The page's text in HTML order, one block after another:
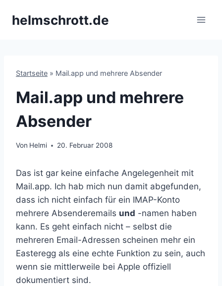
Inhalthelmschrott.de
Startseite » Mail.app und mehrere Absender
Mail.app und mehrere
Absender
Von Helmi 20. Februar 2008
Das ist gar keine einfache Angelegenheit mit
Mail.app. Ich hab mich nun damit abgefunden,
dass ich nicht einfach für ein IMAP-Konto
mehrere Absenderemails und -namen haben
kann. Es geht einfach nicht – selbst die
mehreren Email-Adressen scheinen mehr ein
Easteregg als eine echte Funktion zu sein, auch
wenn sie mittlerweile bei Apple offiziell
dokumentiert sind.